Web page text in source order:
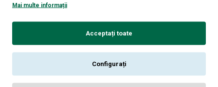
Notă:Codul HTML este citit ca şi text!
Mai multe informații
Acceptați toate
Configurați